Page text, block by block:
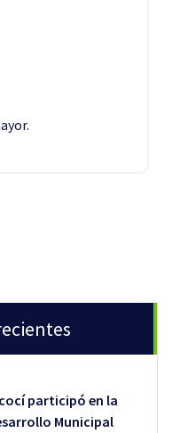
participó en la
Municipal